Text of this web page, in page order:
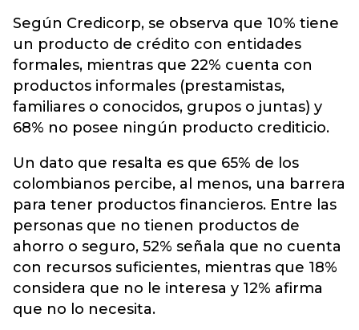
Según Credicorp, se observa que 10% tiene
un producto de crédito con entidades
formales, mientras que 22% cuenta con
productos informales (prestamistas,
familiares o conocidos, grupos o juntas) y
68% no posee ningún producto crediticio.
Un dato que resalta es que 65% de los
colombianos percibe, al menos, una barrera
para tener productos financieros. Entre las
personas que no tienen productos de
ahorro o seguro, 52% señala que no cuenta
con recursos suficientes, mientras que 18%
considera que no le interesa y 12% afirma
que no lo necesita.